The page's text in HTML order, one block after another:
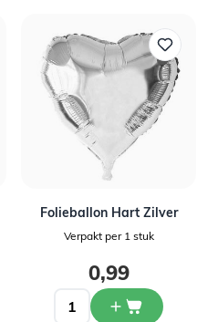
Folieballon Hart Zilver
Verpakt per 1 stuk
0,99